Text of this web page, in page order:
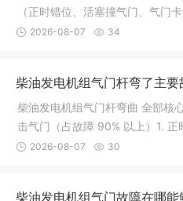
（正时错位、活塞撞气门、气门
分为装配管控、日常运维、使用
2026-08-07 34
柴油发电机组气门杆弯了主要
柴油发电机组气门杆弯曲 全部核
击气门（占故障 90% 以上）1.
轮、正时链条 / 皮带磨损、跳齿
2026-08-07 30
柴油发电机组气门故障在哪能